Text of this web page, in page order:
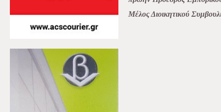
Μέλος Διοικητικού